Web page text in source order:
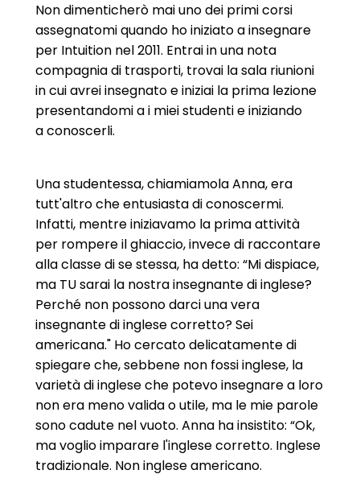
Non dimenticherò mai uno dei primi corsi
assegnatomi quando ho iniziato a insegnare
per Intuition nel 2011. Entrai in una nota
compagnia di trasporti, trovai la sala riunioni
in cui avrei insegnato e iniziai la prima lezione
presentandomi a i miei studenti e iniziando
a conoscerli.
Una studentessa, chiamiamola Anna, era
tutt'altro che entusiasta di conoscermi.
Infatti, mentre iniziavamo la prima attività
per rompere il ghiaccio, invece di raccontare
alla classe di se stessa, ha detto: “Mi dispiace,
ma TU sarai la nostra insegnante di inglese?
Perché non possono darci una vera
insegnante di inglese corretto? Sei
americana." Ho cercato delicatamente di
spiegare che, sebbene non fossi inglese, la
varietà di inglese che potevo insegnare a loro
non era meno valida o utile, ma le mie parole
sono cadute nel vuoto. Anna ha insistito: “Ok,
ma voglio imparare l'inglese corretto. Inglese
tradizionale. Non inglese americano.